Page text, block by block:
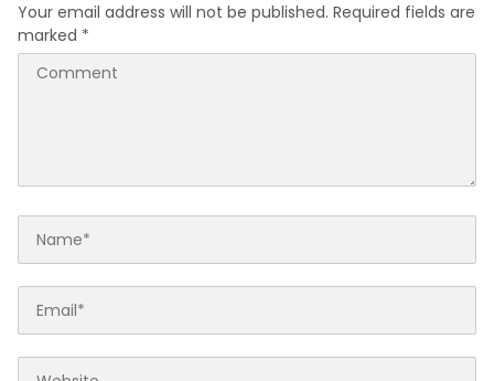
Your email address will not be published. Required fields are
marked *